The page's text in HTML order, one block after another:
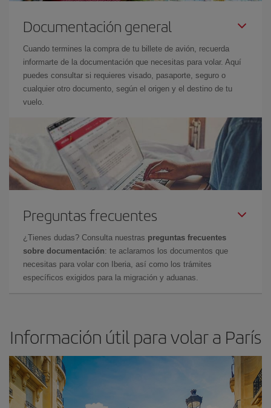
Documentación general
Cuando termines la compra de tu billete de avión, recuerda
informarte de la documentación que necesitas para volar. Aquí
puedes consultar si requieres visado, pasaporte, seguro o
cualquier otro documento, según el origen y el destino de tu
vuelo.
Preguntas frecuentes
¿Tienes dudas? Consulta nuestras preguntas frecuentes
sobre documentación: te aclaramos los documentos que
necesitas para volar con Iberia, así como los trámites
específicos exigidos para la migración y aduanas.
Información útil para volar a París